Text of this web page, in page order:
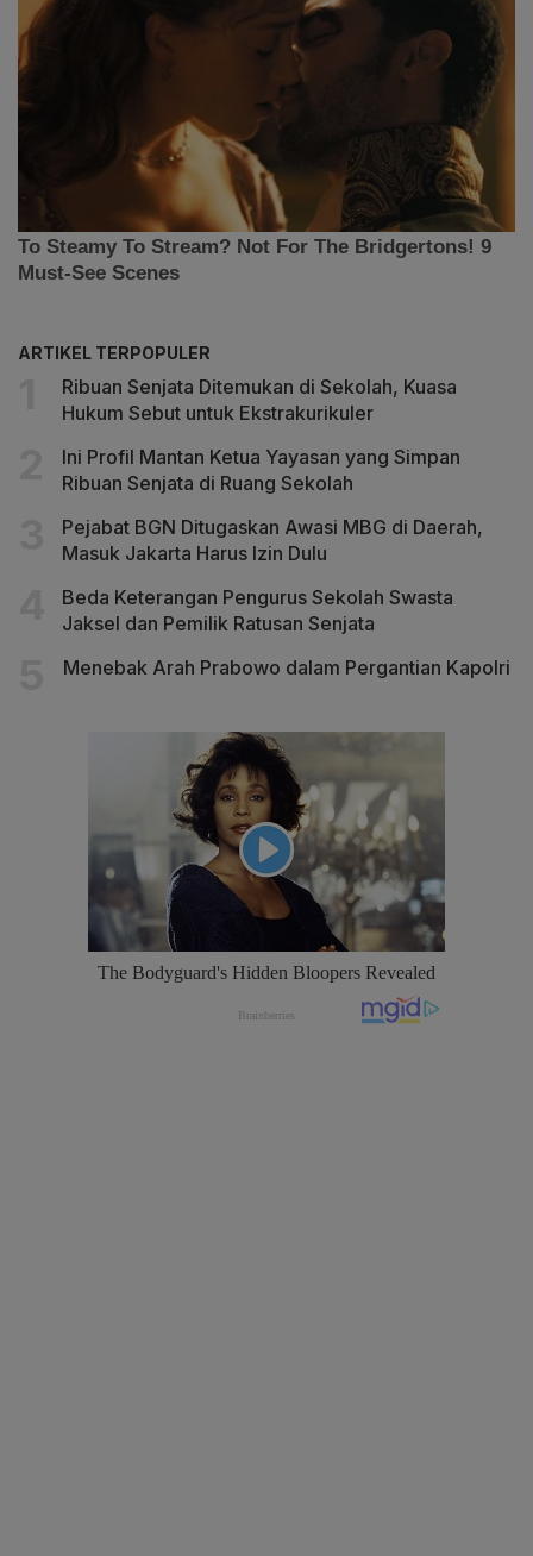
ARTIKEL TERPOPULER
Ribuan Senjata Ditemukan di Sekolah, Kuasa
Hukum Sebut untuk Ekstrakurikuler
Ini Profil Mantan Ketua Yayasan yang Simpan
Ribuan Senjata di Ruang Sekolah
Pejabat BGN Ditugaskan Awasi MBG di Daerah,
Masuk Jakarta Harus Izin Dulu
Beda Keterangan Pengurus Sekolah Swasta
Jaksel dan Pemilik Ratusan Senjata
Menebak Arah Prabowo dalam Pergantian Kapolri